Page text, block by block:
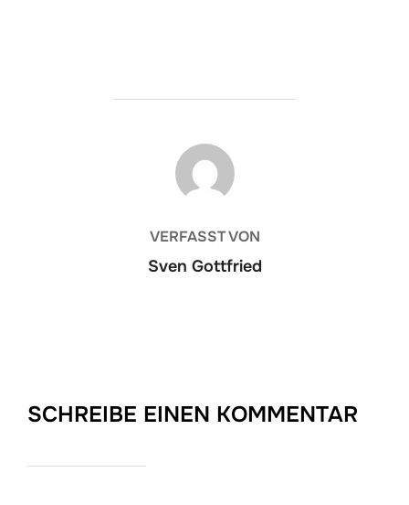
BEITRAGSAUTOR
VERFASST VON
Sven Gottfried
SCHREIBE EINEN KOMMENTAR